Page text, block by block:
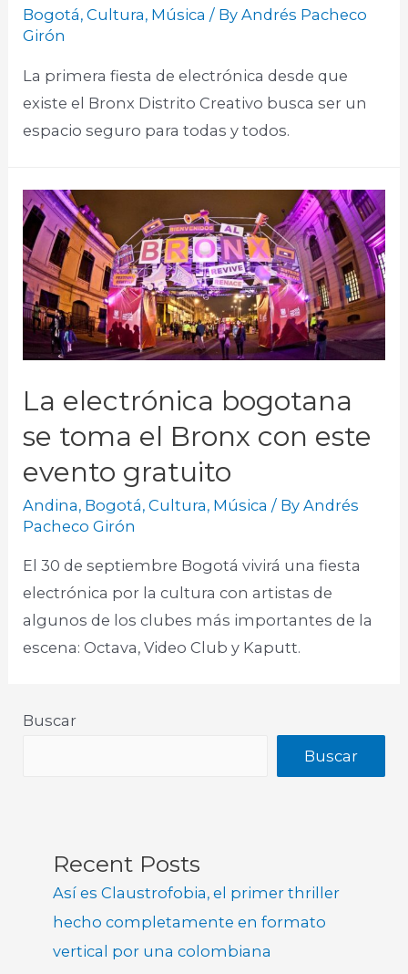
Bogotá,Cultura, Música / ByAndrés Pacheco
Girón
La primera fiesta de electrónica desde que
existe el Bronx Distrito Creativo busca ser un
espacio seguro para todas y todos.
La electrónica bogotana
se toma el Bronx con este
evento gratuito
Andina, Bogotá,Cultura, Música / ByAndrés
Pacheco Girón
El 30 de septiembre Bogotá vivirá una fiesta
electrónica por la cultura con artistas de
algunos de los clubes más importantes de la
escena: Octava, Video Club y Kaputt.
Buscar
Buscar
Recent Posts
Así es Claustrofobia, el primer thriller
hecho completamente en formato
vertical por una colombiana